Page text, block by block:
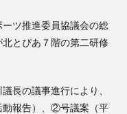
ツ推進委員協議会の総
とぴあ７階の第二研修
長の議事進行により、
報告）、②号議案（平
ポーツチーム
卓球
文士ウォーク